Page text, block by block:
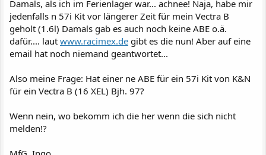
Damals, als ich im Ferienlager war... achnee! Naja, habe mir
jedenfalls n 57i Kit vor längerer Zeit für mein Vectra B
geholt (1.6l) Damals gab es auch noch keine ABE o.ä.
dafür.... laut www.racimex.de gibt es die nun! Aber auf eine
email hat noch niemand geantwortet...
Also meine Frage: Hat einer ne ABE für ein 57i Kit von K&N
für ein Vectra B (16 XEL) Bjh. 97?
Wenn nein, wo bekomm ich die her wenn die sich nicht
melden!?